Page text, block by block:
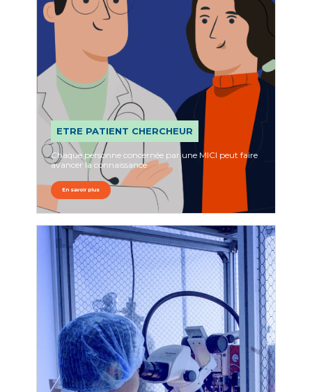
ETRE PATIENT CHERCHEUR
Chaque personne concernée par une MICI peut faire
avancer la connaissance
En savoir plus